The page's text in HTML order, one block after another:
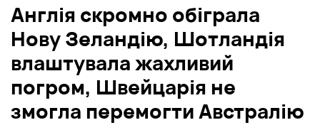
Англія скромно обіграла
Нову Зеландію, Шотландія
влаштувала жахливий
погром, Швейцарія не
змогла перемогти Австралію